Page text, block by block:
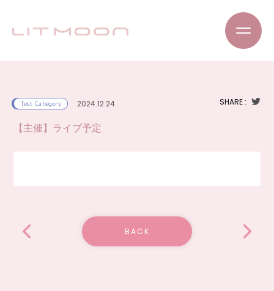
Test Category 2024.12.24 SHARE :
【主催】ライブ予定
BACK